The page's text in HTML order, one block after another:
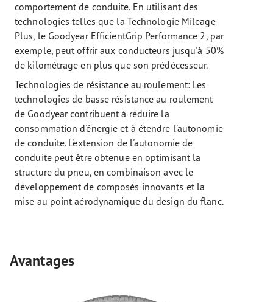
comportement de conduite. En utilisant des
technologies telles que la Technologie Mileage
Plus, le Goodyear EfficientGrip Performance 2, par
exemple, peut offrir aux conducteurs jusqu'à 50%
de kilométrage en plus que son prédécesseur.
Technologies de résistance au roulement: Les
technologies de basse résistance au roulement
de Goodyear contribuent à réduire la
consommation d'énergie et à étendre l'autonomie
de conduite. L'extension de l'autonomie de
conduite peut être obtenue en optimisant la
structure du pneu, en combinaison avec le
développement de composés innovants et la
mise au point aérodynamique du design du flanc.
Avantages